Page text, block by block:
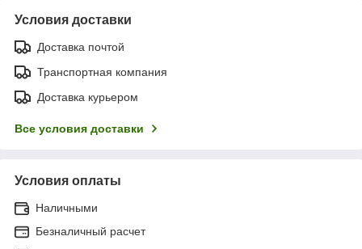
Условия доставки
Доставка почтой
Транспортная компания
Доставка курьером
Все условия доставки
Условия оплаты
Наличными
Безналичный расчет